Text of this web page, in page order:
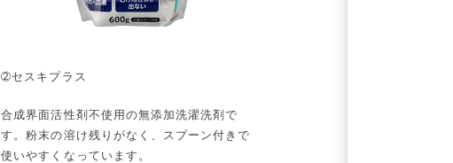
➁セスキプラス
合成界面活性剤不使用の無添加洗濯洗剤で
す。粉末の溶け残りがなく、スプーン付きで
使いやすくなっています。